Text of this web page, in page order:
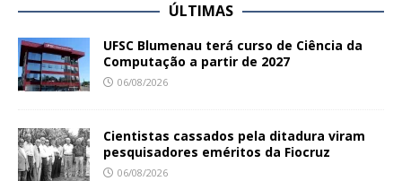
ÚLTIMAS
UFSC Blumenau terá curso de Ciência da
Computação a partir de 2027
06/08/2026
Cientistas cassados pela ditadura viram
pesquisadores eméritos da Fiocruz
06/08/2026